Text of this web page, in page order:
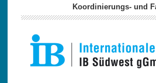
Koordinierungs- und